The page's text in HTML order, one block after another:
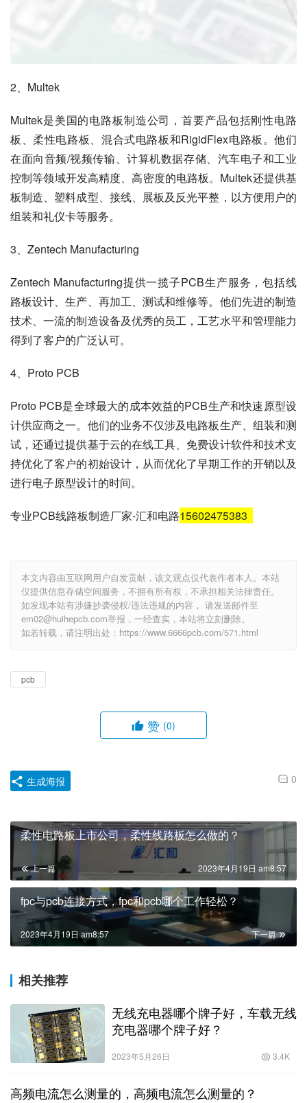
2、Multek
Multek是美国的电路板制造公司，首要产品包括刚性电路
板、柔性电路板、混合式电路板和RigidFlex电路板。他们
在面向音频/视频传输、计算机数据存储、汽车电子和工业
控制等领域开发高精度、高密度的电路板。Multek还提供基
板制造、塑料成型、接线、展板及反光平整，以方便用户的
组装和礼仪卡等服务。
3、Zentech Manufacturing
Zentech Manufacturing提供一揽子PCB生产服务，包括线
路板设计、生产、再加工、测试和维修等。他们先进的制造
技术、一流的制造设备及优秀的员工，工艺水平和管理能力
得到了客户的广泛认可。
4、Proto PCB
Proto PCB是全球最大的成本效益的PCB生产和快速原型设
计供应商之一。他们的业务不仅涉及电路板生产、组装和测
试，还通过提供基于云的在线工具、免费设计软件和技术支
持优化了客户的初始设计，从而优化了早期工作的开销以及
进行电子原型设计的时间。
专业PCB线路板制造厂家-汇和电路15602475383
本文内容由互联网用户自发贡献，该文观点仅代表作者本人。本站
仅提供信息存储空间服务，不拥有所有权，不承担相关法律责任。
如发现本站有涉嫌抄袭侵权/违法违规的内容， 请发送邮件至
em02@huihepcb.com举报，一经查实，本站将立刻删除。
如若转载，请注明出处：https://www.6666pcb.com/571.html
pcb
赞 (0)
0
生成海报
柔性电路板上市公司，柔性线路板怎么做的？
上一篇 2023年4月19日 am8:57
fpc与pcb连接方式，fpc和pcb哪个工作轻松？
下一篇
2023年4月19日 am8:57
相关推荐
无线充电器哪个牌子好，车载无线
充电器哪个牌子好？
2023年5月26日 3.4K
高频电流怎么测量的，高频电流怎么测量的？